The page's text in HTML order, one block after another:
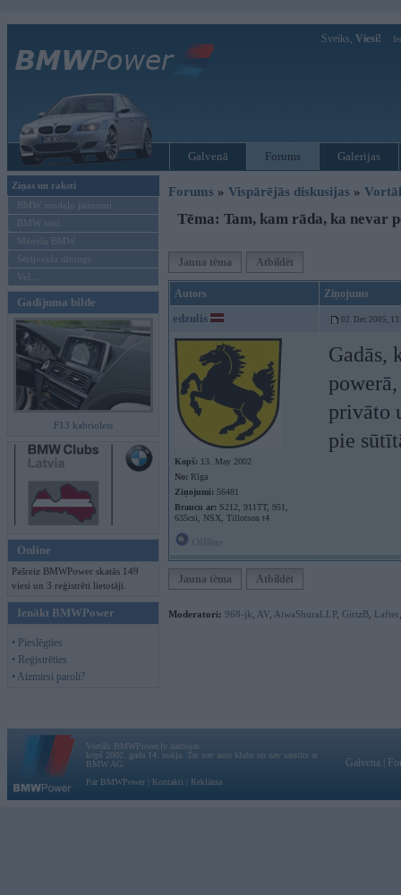
Sveiks, Viesi!
Galvenā Forums Galerijas
Ziņas un raksti
BMW modeļu jaunumi
BMW testi
Mēneša BMW
Sērijveida tūnings
Vel...
Gadījuma bilde
F13 kabriolets
Online
Pašreiz BMWPower skatās 149
viesi un 3 reģistrēti lietotāji.
Ienākt BMWPower
• Pieslēgties
• Reģistrēties
• Aizmirsi paroli?
Forums » Vispārējās diskusijas »
Tēma: Tam, kam rāda, ka nevar
Jauna tēma Atbildēt
Autors Ziņojums
edzulis 02. Dec 2005,
Kopš: 13. May 2002
No: Rīga
Ziņojumi: 56481
Braucu ar: S212, 911TT, 951,
635csi, NSX, Tillotson t4
Gadās,
privāto
pie
Jauna tēma Atbildēt
Moderatori: 968-jk AV AiwaShuraLLP, GirtzB Lafter
Vortāls BMWPower.lv darbojas
kopš 2002. gada 14. maija. Tas nav auto klubs un nav saistīts ar
BMW AG.
Par BMWPower
Kontakti Reklāma
Galvena